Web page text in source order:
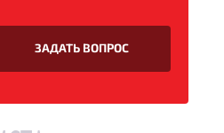
ЗАДАТЬ ВОПРОС